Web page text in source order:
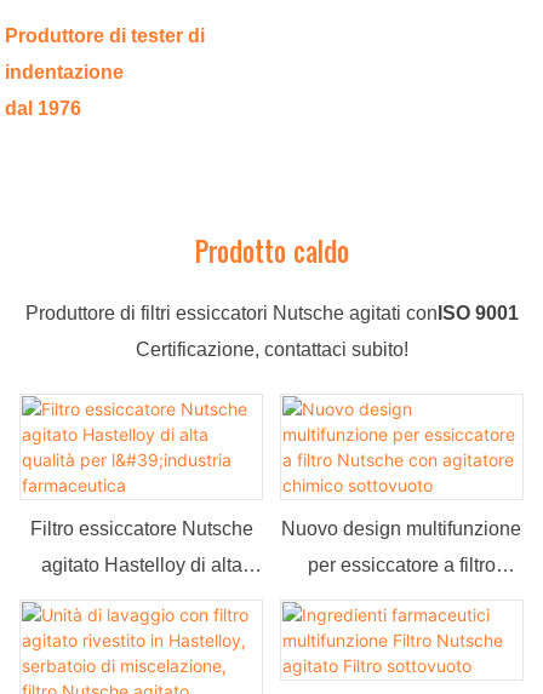
Produttore di tester di
indentazione
dal 1976
Prodotto caldo
Produttore di filtri essiccatori Nutsche agitati con ISO 9001
Certificazione, contattaci subito!
Filtro essiccatore Nutsche
agitato Hastelloy di alta
qualità per l'industria
farmaceutica
Nuovo design multifunzione
per essiccatore a filtro
Nutsche con agitatore
chimico sottovuoto